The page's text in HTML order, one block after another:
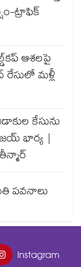
ట్రాఫిక్
ఆశలపై
రేసులో మళ్లీ
కేసును
భార్య |
పవనాలు
Instagram